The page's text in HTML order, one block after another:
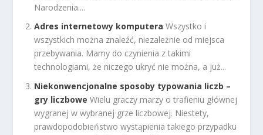
Narodzenia....
Adres internetowy komputera Wszystko i
wszystkich można znaleźć, niezależnie od miejsca
przebywania. Mamy do czynienia z takimi
technologiami, że niczego ukryć nie można, a już...
Niekonwencjonalne sposoby typowania liczb –
gry liczbowe Wielu graczy marzy o trafieniu głównej
wygranej w wybranej grze liczbowej. Niestety,
prawdopodobieństwo wystąpienia takiego przypadku